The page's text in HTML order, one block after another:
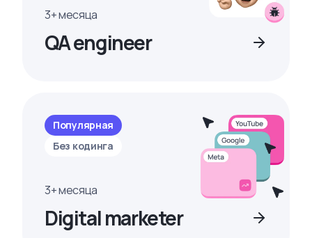
3+ месяца
QA engineer
Популярная
Без кодинга
3+ месяца
Digital marketer